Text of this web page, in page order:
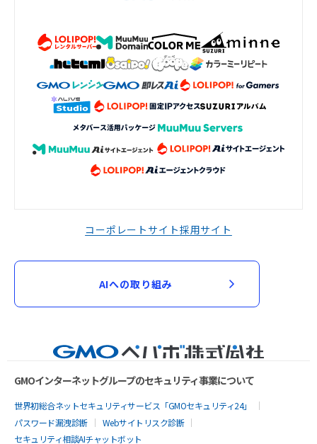
コーポレートサイト採用サイト
AIへの取り組み
GMOインターネットグループのセキュリティ事業について
世界初総合ネットセキュリティサービス「GMOセキュリティ24」
パスワード漏洩診断
Webサイトリスク診断
セキュリティ相談AIチャットボット